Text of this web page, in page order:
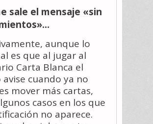
sale el mensaje «sin
aunque lo
es que al jugar al
Carta Blanca el
avise cuando ya no
mover más cartas,
casos en los que
no aparece.